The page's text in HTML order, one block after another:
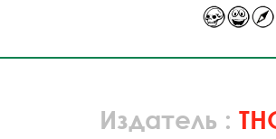
Издатель :